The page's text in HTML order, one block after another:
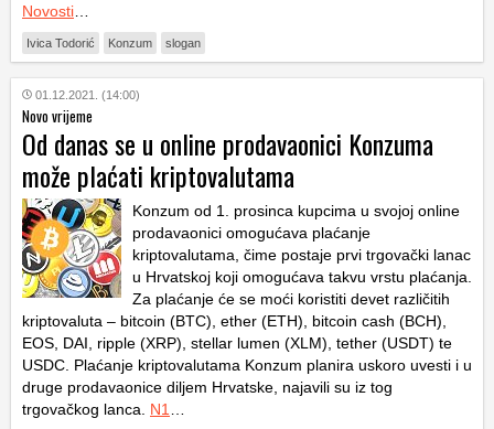
Novosti
Ivica Todorić Konzum slogan
01.12.2021. (14:00)
Novo vrijeme
Od danas se u online prodavaonici Konzuma
može plaćati kriptovalutama
Konzum od 1. prosinca kupcima u svojoj online
prodavaonici omogućava plaćanje
kriptovalutama, čime postaje prvi trgovački lanac
u Hrvatskoj koji omogućava takvu vrstu plaćanja.
Za plaćanje će se moći koristiti devet različitih
kriptovaluta – bitcoin (BTC), ether (ETH), bitcoin cash (BCH),
EOS, DAI, ripple (XRP), stellar lumen (XLM), tether (USDT) te
USDC. Plaćanje kriptovalutama Konzum planira uskoro uvesti i u
druge prodavaonice diljem Hrvatske, najavili su iz tog
trgovačkog lanca. N1